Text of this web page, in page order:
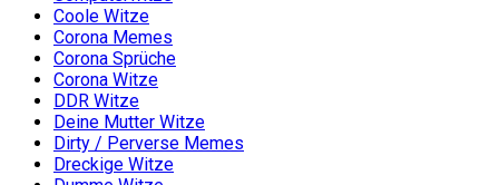
Coole Witze
Corona Memes
Corona Sprüche
Corona Witze
DDR Witze
Deine Mutter Witze
Dirty / Perverse Memes
Dreckige Witze